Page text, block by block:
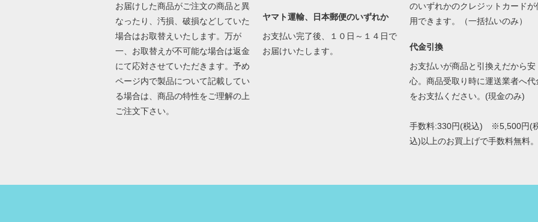
お届けした商品がご注文の商品と異
なったり、汚損、破損などしていた
場合はお取替えいたします。万が
一、お取替えが不可能な場合は返金
にて応対させていただきます。予め
ページ内で製品について記載してい
る場合は、商品の特性をご理解の上
ご注文下さい。
ヤマト運輸、日本郵便のいずれか
お支払い完了後、１０日～１４日で
お届けいたします。
のいずれかのクレジットカードが
用できます。（一括払いのみ）
代金引換
お支払いが商品と引換えだから安
心。商品受取り時に運送業者へ代
をお支払ください。(現金のみ)
手数料:330円(税込) ※5,500円(
込)以上のお買上げで手数料無料。